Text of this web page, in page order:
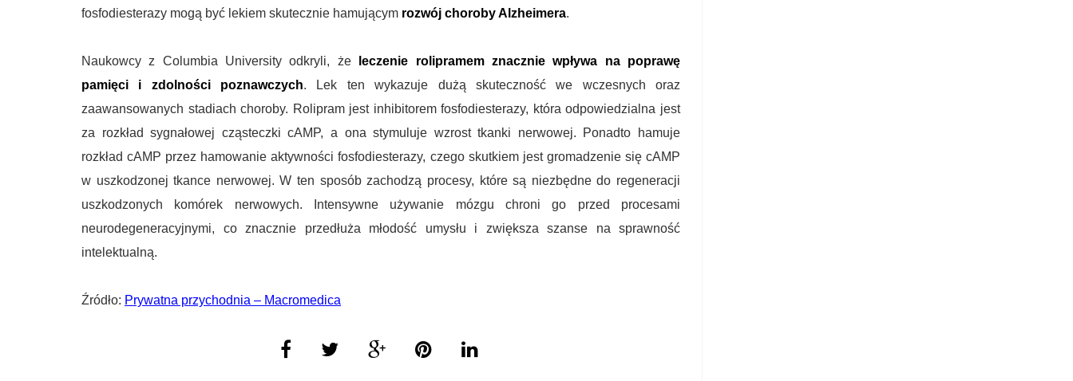
fosfodiesterazy mogą być lekiem skutecznie hamującym rozwój choroby Alzheimera.
Naukowcy z Columbia University odkryli, że
leczenie rolipramem znacznie wpływa na poprawę
pamięci i zdolności poznawczych. Lek ten wykazuje dużą skuteczność we wczesnych oraz
zaawansowanych stadiach choroby. Rolipram jest inhibitorem fosfodiesterazy, która odpowiedzialna jest
za rozkład sygnałowej cząsteczki cAMP, a ona stymuluje wzrost tkanki nerwowej. Ponadto hamuje
rozkład cAMP przez hamowanie aktywności fosfodiesterazy, czego skutkiem jest gromadzenie się cAMP
w uszkodzonej tkance nerwowej. W ten sposób zachodzą procesy, które są niezbędne do regeneracji
uszkodzonych komórek nerwowych. Intensywne używanie mózgu chroni go przed procesami
neurodegeneracyjnymi, co znacznie przedłuża młodość umysłu i zwiększa szanse na sprawność
intelektualną.
Źródło: Prywatna przychodnia – Macromedica